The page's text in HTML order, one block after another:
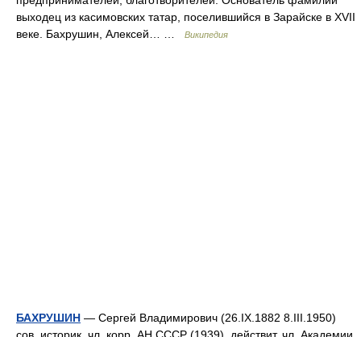
выходец из касимовских татар, поселившийся в Зарайске в XVII
веке. Бахрушин, Алексей… …
Википедия
БАХРУШИН — Сергей Владимирович (26.IX.1882 8.III.1950)